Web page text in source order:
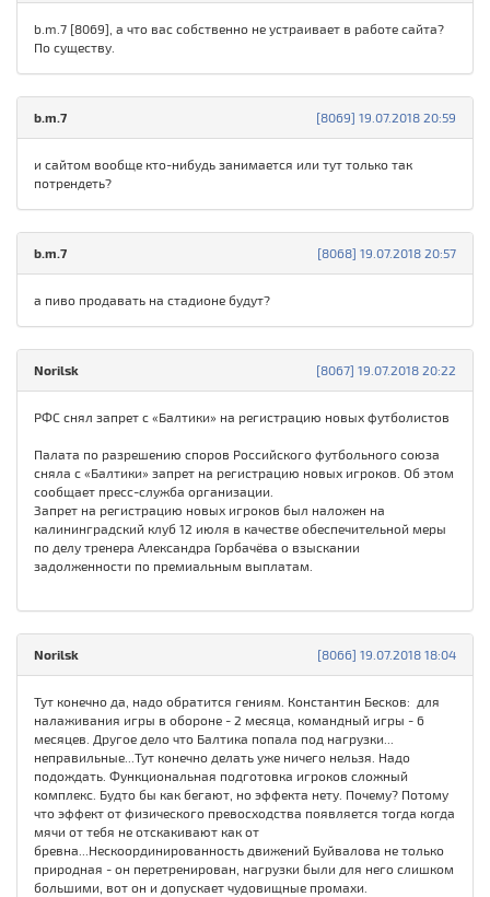
b.m.7 [8069], а что вас собственно не устраивает в работе сайта?
По существу.
[8069] 19.07.2018 20:59
b.m.7
и сайтом вообще кто-нибудь занимается или тут только так
потрендеть?
[8068] 19.07.2018 20:57
b.m.7
а пиво продавать на стадионе будут?
[8067] 19.07.2018 20:22
Norilsk
РФС снял запрет с «Балтики» на регистрацию новых футболистов
Палата по разрешению споров Российского футбольного союза
сняла с «Балтики» запрет на регистрацию новых игроков. Об этом
сообщает пресс-служба организации.
Запрет на регистрацию новых игроков был наложен на
калининградский клуб 12 июля в качестве обеспечительной меры
по делу тренера Александра Горбачёва о взыскании
задолженности по премиальным выплатам.
[8066] 19.07.2018 18:04
Norilsk
Тут конечно да, надо обратится гениям. Константин Бесков: для
налаживания игры в обороне - 2 месяца, командный игры - 6
месяцев. Другое дело что Балтика попала под нагрузки...
неправильные...Тут конечно делать уже ничего нельзя. Надо
подождать. Функциональная подготовка игроков сложный
комплекс. Будто бы как бегают, но эффекта нету. Почему? Потому
что эффект от физического превосходства появляется тогда когда
мячи от тебя не отскакивают как от
бревна...Нескоординированность движений Буйвалова не только
природная - он перетренирован, нагрузки были для него слишком
большими, вот он и допускает чудовищные промахи.